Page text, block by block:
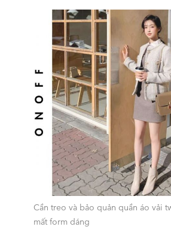
Cần treo và bảo quản quần áo vải
mất form dáng